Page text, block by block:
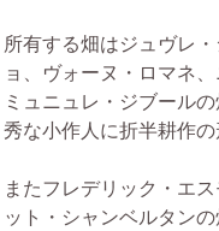
所有する畑はジュヴレ
ョ、ヴォーヌ・ロマネ
ミュニュレ・ジブール
秀な小作人に折半耕作の
またフレデリック・エ
ット・シャンベルタン